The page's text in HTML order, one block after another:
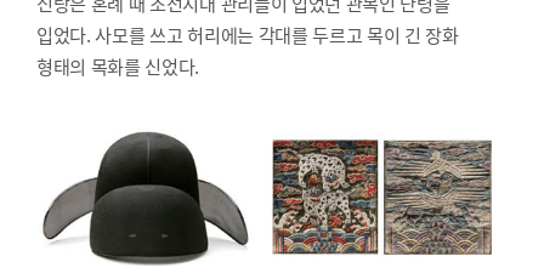
입었다. 사모를 쓰고 허리에는 각대를 두르고 목이 긴 장화
형태의 목화를 신었다.